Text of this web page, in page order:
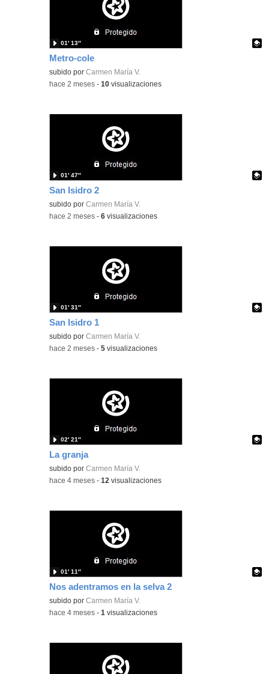
Metro-cole
Contenido educativo.
subido porCarmen María V.
01′ 13″
-hace 2 meses -10 visualizaciones
San Isidro 2
Contenido educativo.
subido porCarmen María V.
01′ 47″
-hace 2 meses -6 visualizaciones
San Isidro 1
Contenido educativo.
subido porCarmen María V.
01′ 31″
-hace 2 meses -5 visualizaciones
La granja
Contenido educativo.
subido porCarmen María V.
02′ 21″
-hace 4 meses -12 visualizaciones
Nos adentramos en la selva 2
Contenido educativo.
subido porCarmen María V.
01′ 11″
-hace 4 meses -1 visualizaciones